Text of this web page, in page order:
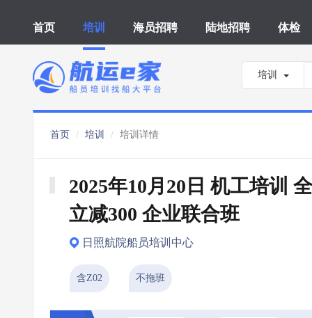
首页 培训 海员招聘 陆地招聘 体检
培训
首页 培训 培训详情
2025年10月20日 机工培训
立减300 企业联合班
日照航院船员培训中心
含Z02 不拖班